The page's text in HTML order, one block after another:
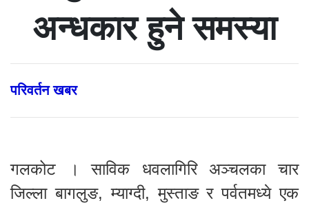
अन्धकार हुने समस्या
परिवर्तन खबर
गलकोट । साविक धवलागिरि अञ्चलका चार
जिल्ला बागलुङ, म्याग्दी, मुस्ताङ र पर्वतमध्ये एक